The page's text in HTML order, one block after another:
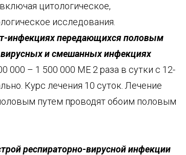
цитологическое,
исследования.
инфекциях передающихся половым
и смешанных инфекциях
000 – 1 500 000 МЕ 2 раза в сутки с 12-
Курс лечения 10 суток. Лечение
путем проводят обоим половым
респираторно-вирусной инфекции